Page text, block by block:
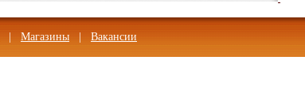
Магазины Вакансии